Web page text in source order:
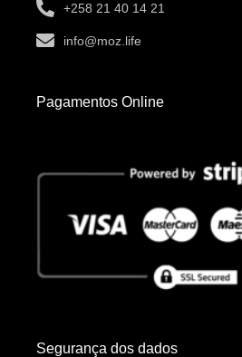
+258 21 40 14 21
info@moz.life
Pagamentos Online
Segurança dos dados